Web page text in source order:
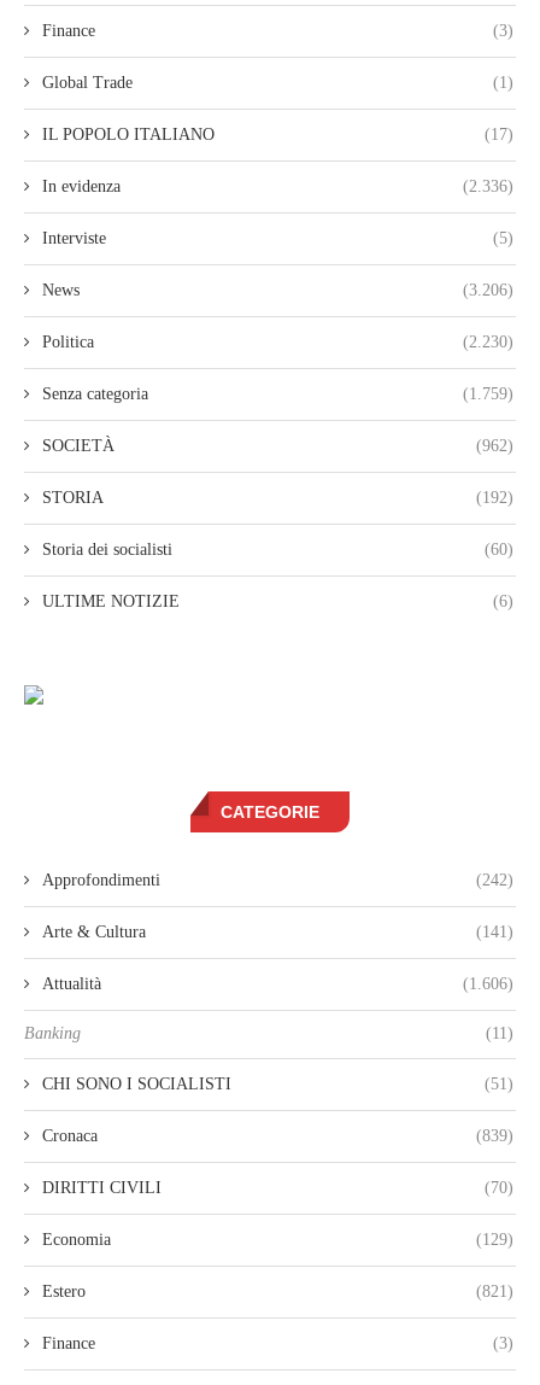
Finance (3)
Global Trade (1)
IL POPOLO ITALIANO (17)
In evidenza (2.336)
Interviste (5)
News (3.206)
Politica (2.230)
Senza categoria (1.759)
SOCIETÀ (962)
STORIA (192)
Storia dei socialisti (60)
ULTIME NOTIZIE (6)
CATEGORIE
Approfondimenti (242)
Arte & Cultura (141)
Attualità (1.606)
Banking (11)
CHI SONO I SOCIALISTI (51)
Cronaca (839)
DIRITTI CIVILI (70)
Economia (129)
Estero (821)
Finance (3)